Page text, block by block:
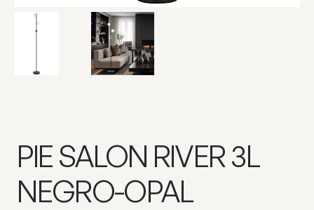
PIE SALON RIVER 3L
NEGRO-OPAL